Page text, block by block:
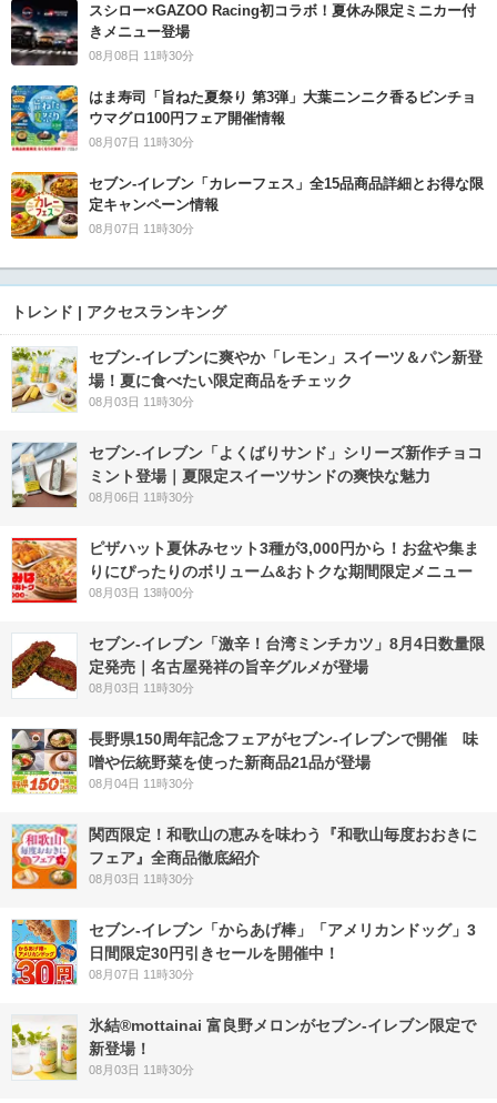
スシロー×GAZOO Racing初コラボ！夏休み限定ミニカー付
きメニュー登場
08月08日 11時30分
はま寿司「旨ねた夏祭り 第3弾」大葉ニンニク香るビンチョ
ウマグロ100円フェア開催情報
08月07日 11時30分
セブン‐イレブン「カレーフェス」全15品商品詳細とお得な限
定キャンペーン情報
08月07日 11時30分
トレンド | アクセスランキング
セブン‐イレブンに爽やか「レモン」スイーツ＆パン新登
場！夏に食べたい限定商品をチェック
08月03日 11時30分
セブン‐イレブン「よくばりサンド」シリーズ新作チョコ
ミント登場｜夏限定スイーツサンドの爽快な魅力
08月06日 11時30分
ピザハット夏休みセット3種が3,000円から！お盆や集ま
りにぴったりのボリューム&おトクな期間限定メニュー
08月03日 13時00分
セブン-イレブン「激辛！台湾ミンチカツ」8月4日数量限
定発売｜名古屋発祥の旨辛グルメが登場
08月03日 11時30分
長野県150周年記念フェアがセブン-イレブンで開催 味
噌や伝統野菜を使った新商品21品が登場
08月04日 11時30分
関西限定！和歌山の恵みを味わう『和歌山毎度おおきに
フェア』全商品徹底紹介
08月03日 11時30分
セブン‐イレブン「からあげ棒」「アメリカンドッグ」3
日間限定30円引きセールを開催中！
08月07日 11時30分
氷結®mottainai 富良野メロンがセブン‐イレブン限定で
新登場！
08月03日 11時30分